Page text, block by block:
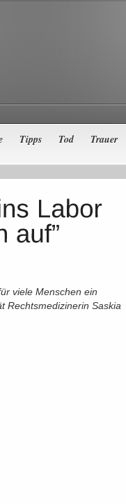
Tipps Tod Trauer
viele Menschen ein
Rechtsmedizinerin Saskia